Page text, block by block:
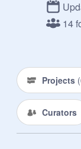
•❣️
14
Projects (
Curators